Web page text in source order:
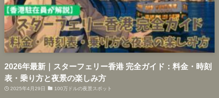
2026年最新｜スターフェリー香港 完全ガイド：料金・時刻
表・乗り方と夜景の楽しみ方
2025年4月29日 100万ドルの夜景スポット